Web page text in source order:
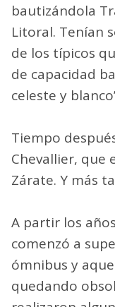
bautizándola
Litoral. Tenían
de los típicos
de capacidad
celeste y
Tiempo
Chevallier, que
Zárate. Y más
A partir los
comenzó a
ómnibus y
quedando